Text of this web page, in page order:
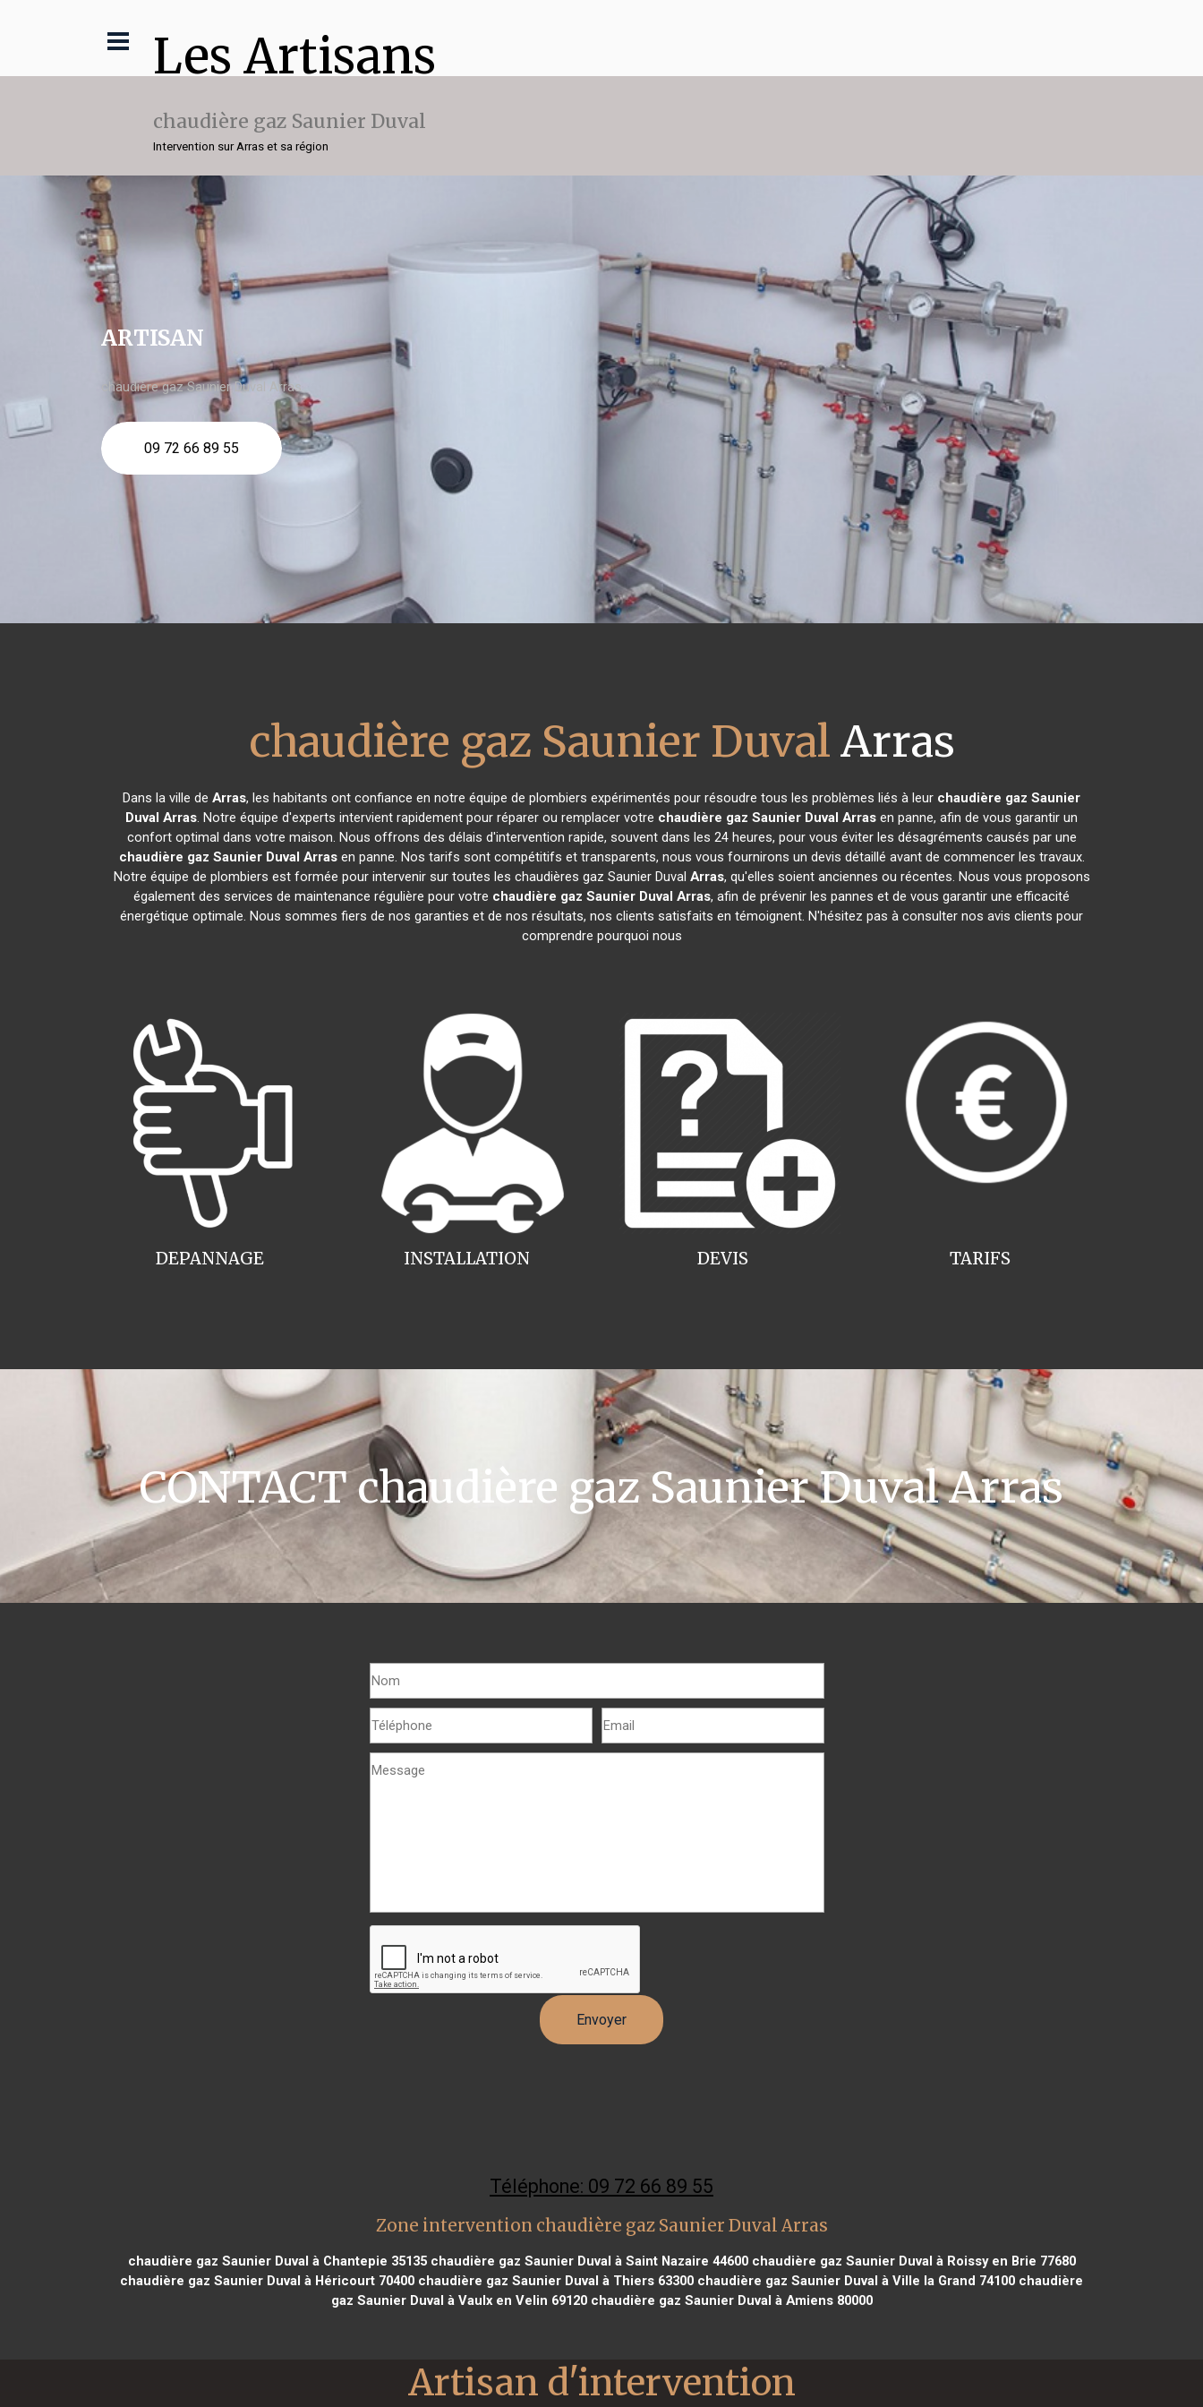
Les Artisans
chaudière gaz Saunier Duval
Intervention sur Arras et sa région
ARTISAN
chaudière gaz Saunier Duval Arras
09 72 66 89 55
chaudière gaz Saunier Duval Arras
Dans la ville de Arras, les habitants ont confiance en notre équipe de plombiers expérimentés pour résoudre tous les problèmes liés à leur chaudière gaz Saunier
Duval Arras. Notre équipe d'experts intervient rapidement pour réparer ou remplacer votre chaudière gaz Saunier Duval Arras en panne, afin de vous garantir un
confort optimal dans votre maison. Nous offrons des délais d'intervention rapide, souvent dans les 24 heures, pour vous éviter les désagréments causés par une
chaudière gaz Saunier Duval Arrasen panne. Nos tarifs sont compétitifs et transparents, nous vous fournirons un devis détaillé avant de commencer les travaux.
Notre équipe de plombiers est formée pour intervenir sur toutes les chaudières gaz Saunier Duval Arras, qu'elles soient anciennes ou récentes. Nous vous proposons
également des services de maintenance régulière pour votre chaudière gaz Saunier Duval Arras, afin de prévenir les pannes et de vous garantir une efficacité
énergétique optimale. Nous sommes fiers de nos garanties et de nos résultats, nos clients satisfaits en témoignent. N'hésitez pas à consulter nos avis clients pour
comprendre pourquoi nous
INSTALLATION
DEPANNAGE TARIFS
DEVIS
CONTACT chaudière gaz Saunier Duval Arras
Téléphone: 09 72 66 89 55
Zone intervention chaudière gaz Saunier Duval Arras
chaudière gaz Saunier Duval à Chantepie 35135chaudière gaz Saunier Duval à Saint Nazaire 44600chaudière gaz Saunier Duval à Roissy en Brie 77680
chaudière gaz Saunier Duval à Héricourt 70400 chaudière gaz Saunier Duval à Thiers 63300 chaudière gaz Saunier Duval à Ville la Grand 74100 chaudière
gaz Saunier Duval à Vaulx en Velin 69120chaudière gaz Saunier Duval à Amiens 80000
Artisan d'intervention